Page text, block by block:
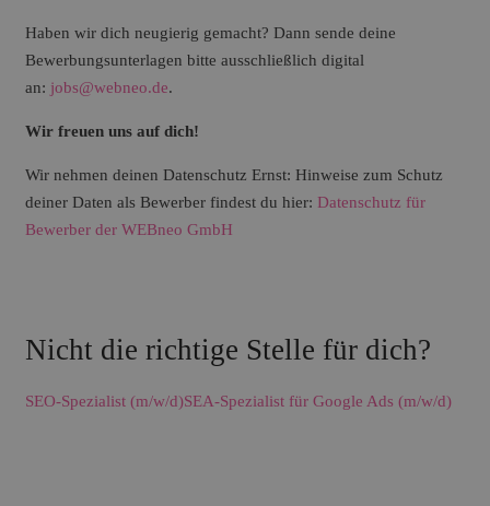
Haben wir dich neugierig gemacht? Dann sende deine
Bewerbungsunterlagen bitte ausschließlich digital
an: jobs@webneo.de.
Wir freuen uns auf dich!
Wir nehmen deinen Datenschutz Ernst: Hinweise zum Schutz
deiner Daten als Bewerber findest du hier: Datenschutz für
Bewerber der WEBneo GmbH
Nicht die richtige Stelle für dich?
SEO-Spezialist (m/w/d)SEA-Spezialist für Google Ads (m/w/d)